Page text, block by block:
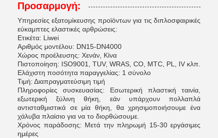
Προσαρμογή:
Υπηρεσίες εξατομίκευσης προϊόντων για τις διπλοσφαιρικές
εύκαμπτες ελαστικές αρθρώσεις:
Ετικέτα: Liwei
Αριθμός μοντέλου: DN15-DN4000
Χώρος προέλευσης: Χενάν, Κίνα
Πιστοποίηση: ISO9001, TUV, WRAS, CO, MTC, PL, IV κλπ.
Ελάχιστη ποσότητα παραγγελίας: 1 σύνολο
Τιμή: Διαπραγματεύσιμη τιμή
Πληροφορίες συσκευασίας: Εσωτερική πλαστική ταινία,
εξωτερική ξύλινη θήκη, εάν υπάρχουν πολλαπλά
αντισταθμιστικά σε μία θήκη, θα χρησιμοποιήσουμε ένα
χάλυβα πλαίσιο για να το διορθώσουμε.
Χρόνος παράδοσης: Μετά την πληρωμή 15-30 εργάσιμες
ημέρες